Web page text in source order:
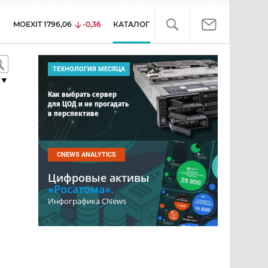
MOEXIT 1796,06 -0,36 КАТАЛОГ
▼
ТЕХНОЛОГИЯ МЕСЯЦА
Как выбрать сервер
для ЦОД и не прогадать
в перспективе
CNEWS ANALYTICS
Цифровые активы
«Росатома».
Инфографика CNews